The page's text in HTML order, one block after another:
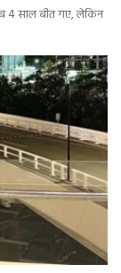
4 साल बीत गए, लेकिन